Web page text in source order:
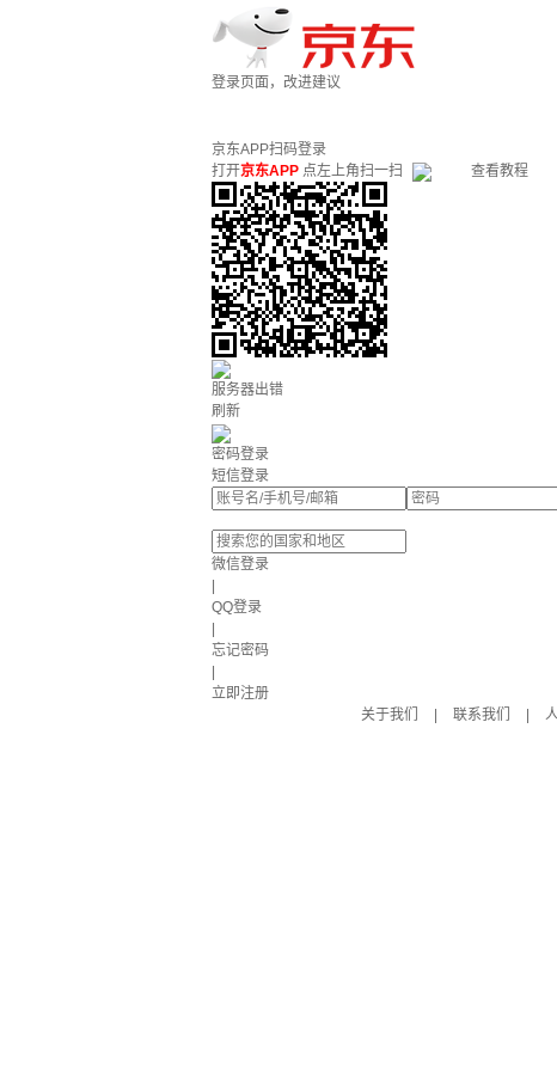
登录页面，改进建议
京东APP扫码登录
打开京东APP 点左上角扫一扫 查看教程
服务器出错
刷新
密码登录
短信登录
微信登录
QQ登录
忘记密码
立即注册
关于我们
联系我们